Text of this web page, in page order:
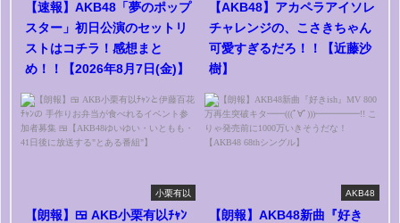
【速報】AKB48「夢のポップ
スター」初日公演のセットリ
ストはコチラ！感想まと
め！！【2026年8月7日(金)】
【AKB48】アカペラアイソレ
チャレンジの、こさきちゃん
可愛すぎるだろ！！【近藤沙
樹】
小栗有以
【朗報】🍱 AKB小栗有以ﾁｬﾝ
AKB48
【朗報】AKB48新曲『好き